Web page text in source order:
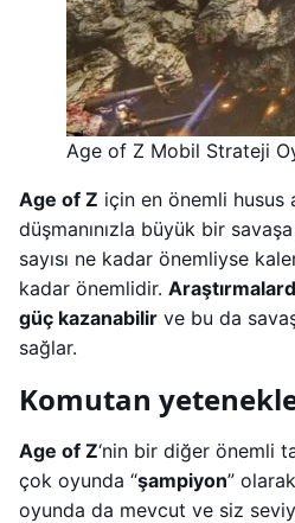
Age of Z Mobil Strateji
Age of Z için en önemli husus
düşmanınızla büyük bir
sayısı ne kadar önemliyse
kadar önemlidir.
güç kazanabilir ve bu da
sağlar.
Komutan
Age of Z‘nin bir diğer önemli
çok oyunda “şampiyon”
oyunda da mevcut ve siz